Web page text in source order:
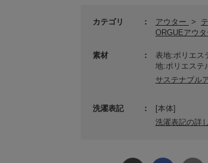
カテゴリ アウター >
ORGUEアウタ
素材
表地:ポリエス
地:ポリエステ
サステナブル
洗濯表記
[本体]
洗濯表記の詳